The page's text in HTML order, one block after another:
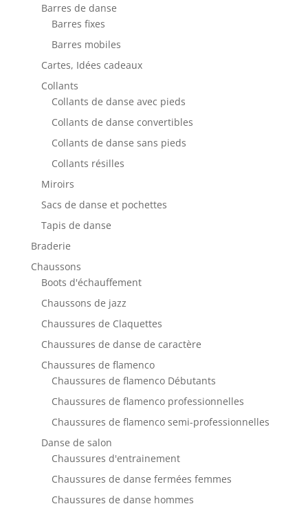
Barres de danse
Barres fixes
Barres mobiles
Cartes, Idées cadeaux
Collants
Collants de danse avec pieds
Collants de danse convertibles
Collants de danse sans pieds
Collants résilles
Miroirs
Sacs de danse et pochettes
Tapis de danse
Braderie
Chaussons
Boots d'échauffement
Chaussons de jazz
Chaussures de Claquettes
Chaussures de danse de caractère
Chaussures de flamenco
Chaussures de flamenco Débutants
Chaussures de flamenco professionnelles
Chaussures de flamenco semi-professionnelles
Danse de salon
Chaussures d'entrainement
Chaussures de danse fermées femmes
Chaussures de danse hommes